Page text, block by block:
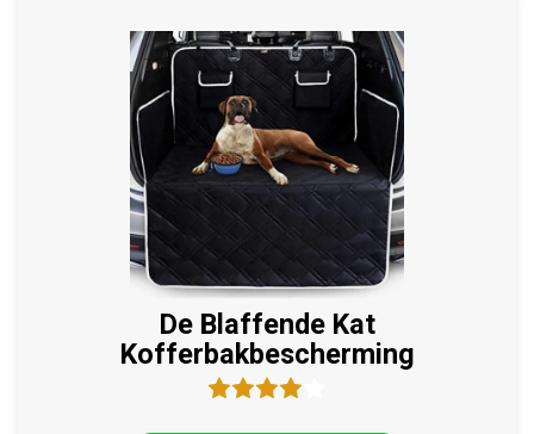
De Blaffende Kat
Kofferbakbescherming